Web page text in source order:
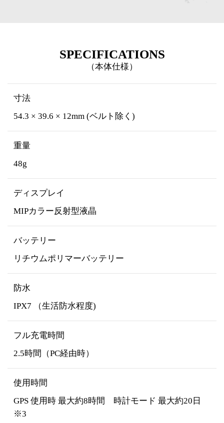
SPECIFICATIONS
（本体仕様）
寸法
54.3 × 39.6 × 12mm (ベルト除く)
重量
48g
ディスプレイ
MIPカラー反射型液晶
バッテリー
リチウムポリマーバッテリー
防水
IPX7 （生活防水程度)
フル充電時間
2.5時間（PC経由時）
使用時間
GPS 使用時 最大約8時間 時計モード 最大約20日
※3